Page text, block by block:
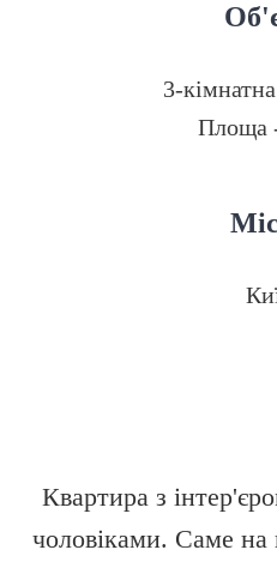
3-
Площа
Квартира з
чоловіками. Саме на